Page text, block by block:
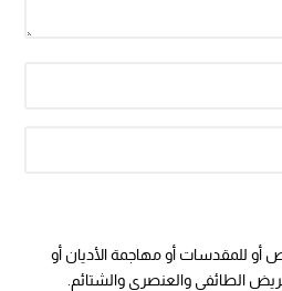
أو للمقدسات أو مهاجمة الأديان أو
الطائفي والعنصري والشتائم.